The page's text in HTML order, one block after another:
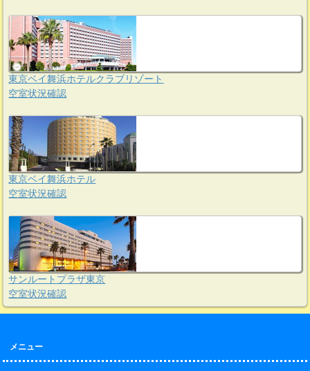
東京ベイ舞浜ホテルクラブリゾート
空室状況確認
東京ベイ舞浜ホテル
空室状況確認
サンルートプラザ東京
空室状況確認
メニュー